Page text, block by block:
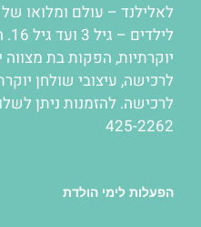
לאלילנד – עולם ומלואו של
לילדים – גיל 3 ועד גיל 16.
יוקרתיות, הפקות בת מצווה
לרכישה, עיצובי שולחן
425-2262
הפעלות לימי הולדת